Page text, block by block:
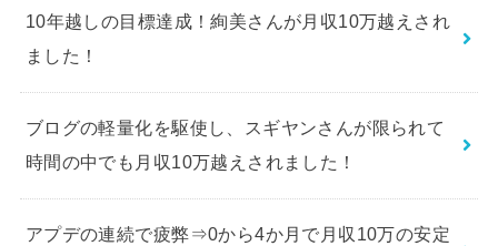
10年越しの目標達成！絢美さんが月収10万越えされ
ました！
ブログの軽量化を駆使し、スギヤンさんが限られて
時間の中でも月収10万越えされました！
アプデの連続で疲弊⇒0から4か月で月収10万の安定